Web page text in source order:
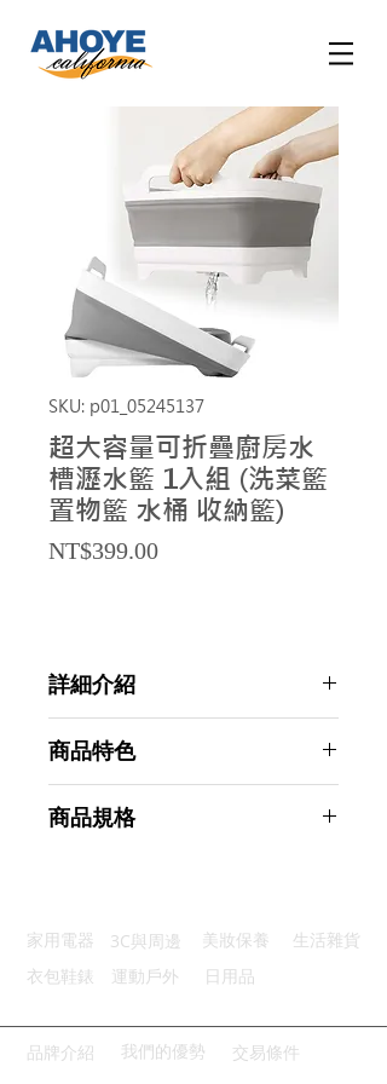
SKU: p01_05245137
超大容量可折疊廚房水
槽瀝水籃 1入組 (洗菜籃
置物籃 水桶 收納籃)
NT$399.00Price
詳細介紹
商品特色
容量設計：可裝得下更多食材
商品規格
商品型號：p01_05245137
主要材質：PP/矽膠
商品重量(g)：495
產地名稱：中國大陸
家用電器 3C與周邊 美妝保養
生活雜貨
衣包鞋錶
運動戶外 日用品
品牌介紹 我們的優勢 交易條件